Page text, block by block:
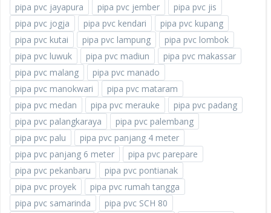
pipa pvc jayapura
pipa pvc jember
pipa pvc jis
pipa pvc jogja
pipa pvc kendari
pipa pvc kupang
pipa pvc kutai
pipa pvc lampung
pipa pvc lombok
pipa pvc luwuk
pipa pvc madiun
pipa pvc makassar
pipa pvc malang
pipa pvc manado
pipa pvc manokwari
pipa pvc mataram
pipa pvc medan
pipa pvc merauke
pipa pvc padang
pipa pvc palangkaraya
pipa pvc palembang
pipa pvc palu
pipa pvc panjang 4 meter
pipa pvc panjang 6 meter
pipa pvc parepare
pipa pvc pekanbaru
pipa pvc pontianak
pipa pvc proyek
pipa pvc rumah tangga
pipa pvc samarinda
pipa pvc SCH 80